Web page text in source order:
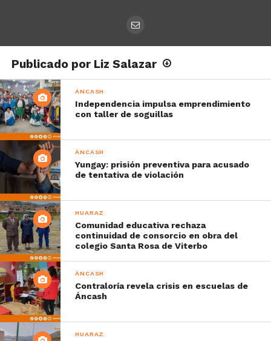
Publicado por Liz Salazar
ÁNCASH
Independencia impulsa emprendimiento
con taller de soguillas
ÁNCASH
Yungay: prisión preventiva para acusado
de tentativa de violación
HUARAZ
Comunidad educativa rechaza
continuidad de consorcio en obra del
colegio Santa Rosa de Viterbo
ÁNCASH
Contraloría revela crisis en escuelas de
Áncash
HUARAZ